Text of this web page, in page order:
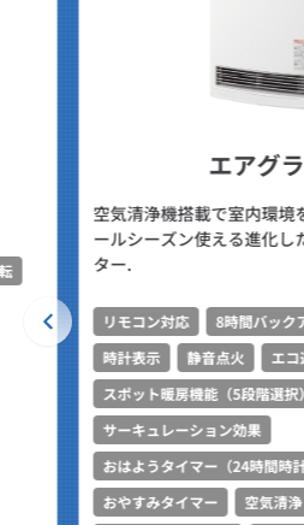
エアグ
空気清浄機搭載で室内環境
ールシーズン使える進化し
ター.
リモコン対応
8時間バック
時計表示
静音点火
エコ
スポット暖房機能（5段階選択）
サーキュレーション効果
おはようタイマー（24時間時計
おやすみタイマー
空気清浄